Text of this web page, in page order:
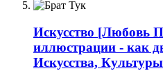
Искусство [Любовь
иллюстрации - как
Искусства,